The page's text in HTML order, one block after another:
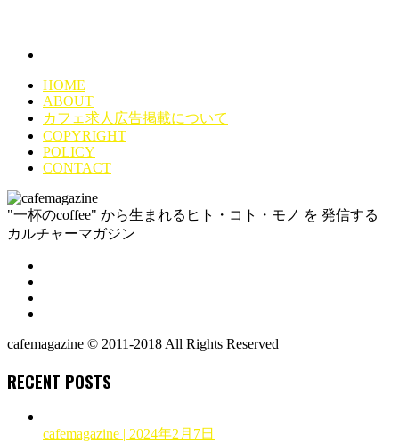
HOME
ABOUT
カフェ求人広告掲載について
COPYRIGHT
POLICY
CONTACT
"一杯のcoffee" から生まれるヒト・コト・モノ を 発信する
カルチャーマガジン
cafemagazine © 2011-2018 All Rights Reserved
RECENT POSTS
cafemagazine | 2024年2月7日